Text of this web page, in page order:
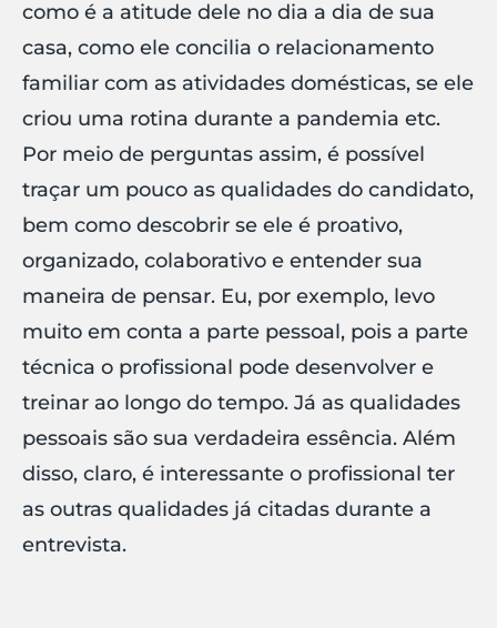
como é a atitude dele no dia a dia de sua
casa, como ele concilia o relacionamento
familiar com as atividades domésticas, se ele
criou uma rotina durante a pandemia etc.
Por meio de perguntas assim, é possível
traçar um pouco as qualidades do candidato,
bem como descobrir se ele é proativo,
organizado, colaborativo e entender sua
maneira de pensar. Eu, por exemplo, levo
muito em conta a parte pessoal, pois a parte
técnica o profissional pode desenvolver e
treinar ao longo do tempo. Já as qualidades
pessoais são sua verdadeira essência. Além
disso, claro, é interessante o profissional ter
as outras qualidades já citadas durante a
entrevista.